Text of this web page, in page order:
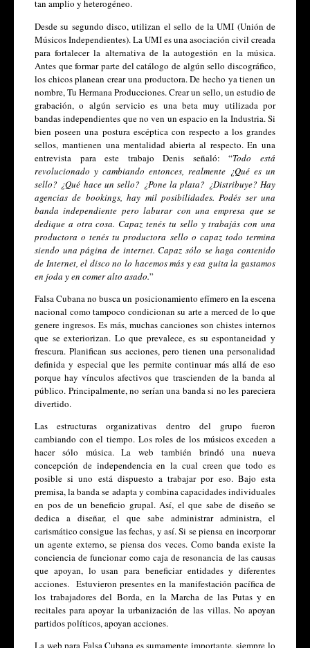
tan amplio y heterogéneo.
Desde su segundo disco, utilizan el sello de la UMI (Unión de
Músicos Independientes). La UMI es una asociación civil creada
para fortalecer la alternativa de la autogestión en la música.
Antes que formar parte del catálogo de algún sello discográfico,
los chicos planean crear una productora. De hecho ya tienen un
nombre, Tu Hermana Producciones. Crear un sello, un estudio de
grabación, o algún servicio es una beta muy utilizada por
bandas independientes que no ven un espacio en la Industria. Si
bien poseen una postura escéptica con respecto a los grandes
sellos, mantienen una mentalidad abierta al respecto. En una
entrevista para este trabajo Denis señaló: “Todo está
revolucionado y cambiando entonces, realmente ¿Qué es un
sello? ¿Qué hace un sello? ¿Pone la plata? ¿Distribuye? Hay
agencias de bookings, hay mil posibilidades. Podés ser una
banda independiente pero laburar con una empresa que se
dedique a otra cosa. Capaz tenés tu sello y trabajás con una
productora o tenés tu productora sello o capaz todo termina
siendo una página de internet. Capaz sólo se haga contenido
de Internet, el disco no lo hacemos más y esa guita la gastamos
en joda y en comer alto asado.”
Falsa Cubana no busca un posicionamiento efímero en la escena
nacional como tampoco condicionan su arte a merced de lo que
genere ingresos. Es más, muchas canciones son chistes internos
que se exteriorizan. Lo que prevalece, es su espontaneidad y
frescura. Planifican sus acciones, pero tienen una personalidad
definida y especial que les permite continuar más allá de eso
porque hay vínculos afectivos que trascienden de la banda al
público. Principalmente, no serían una banda si no les pareciera
divertido.
Las estructuras organizativas dentro del grupo fueron
cambiando con el tiempo. Los roles de los músicos exceden a
hacer sólo música. La web también brindó una nueva
concepción de independencia en la cual creen que todo es
posible si uno está dispuesto a trabajar por eso. Bajo esta
premisa, la banda se adapta y combina capacidades individuales
en pos de un beneficio grupal. Así, el que sabe de diseño se
dedica a diseñar, el que sabe administrar administra, el
carismático consigue las fechas, y así. Si se piensa en incorporar
un agente externo, se piensa dos veces. Como banda existe la
conciencia de funcionar como caja de resonancia de las causas
que apoyan, lo usan para beneficiar entidades y diferentes
acciones.  Estuvieron presentes en la manifestación pacífica de
los trabajadores del Borda, en la Marcha de las Putas y en
recitales para apoyar la urbanización de las villas. No apoyan
partidos políticos, apoyan acciones.
La web para Falsa Cubana es sumamente importante, siempre lo